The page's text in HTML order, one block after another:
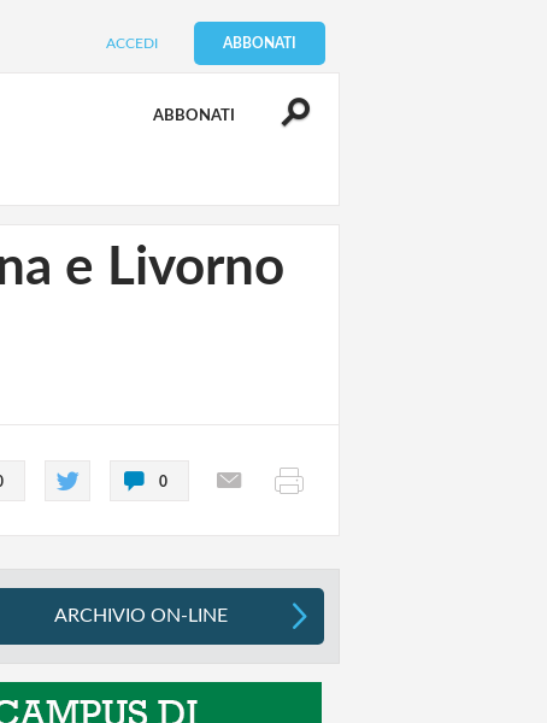
ACCEDI ABBONATI
ABBONATI
e Livorno
0
ARCHIVIO ON-LINE